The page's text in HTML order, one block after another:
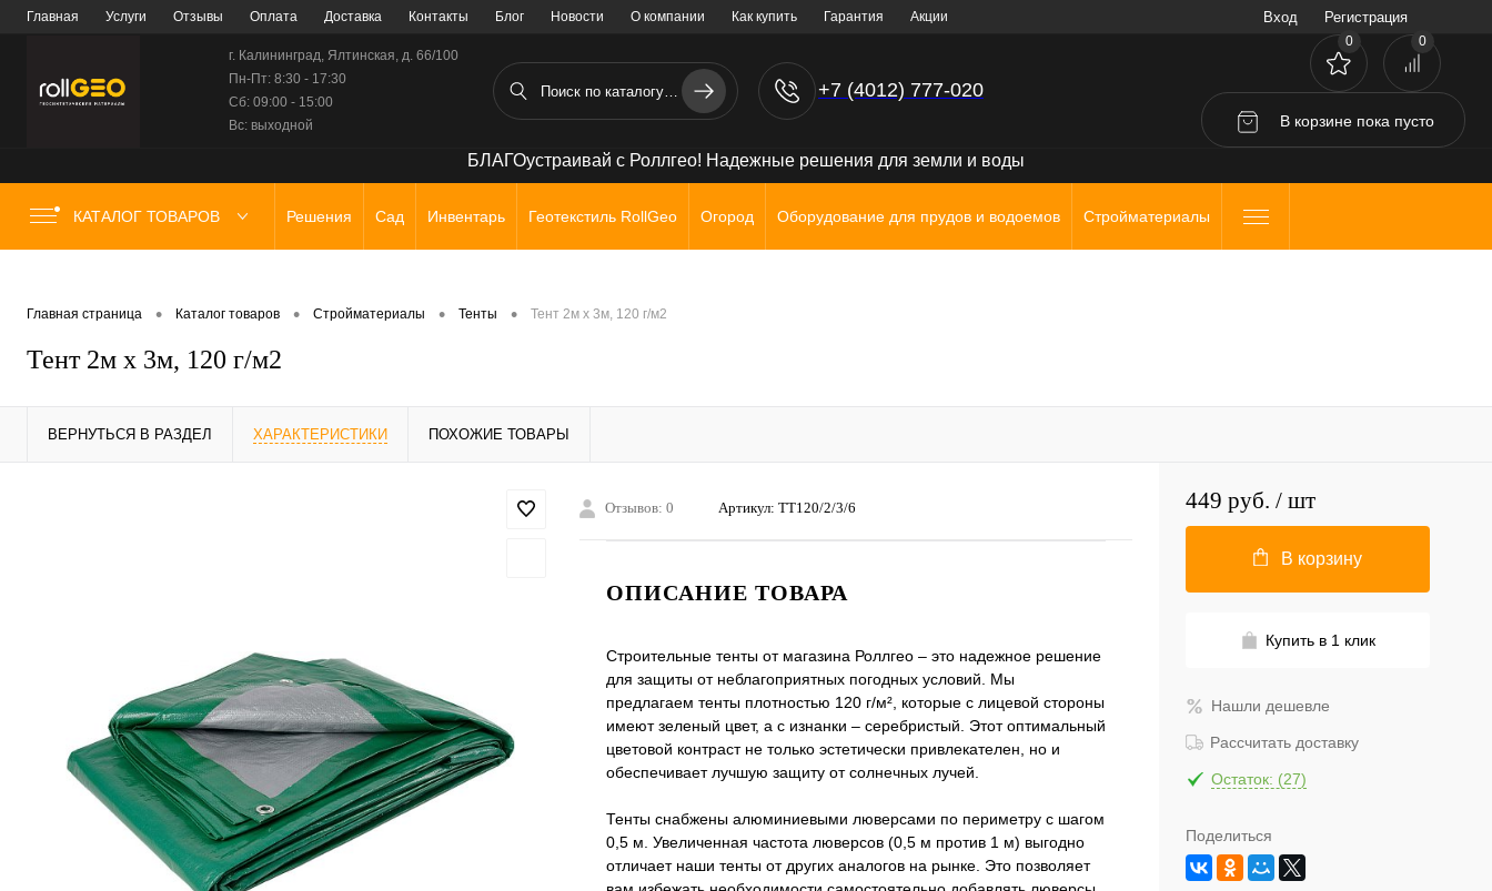
Главная Услуги Отзывы Оплата Доставка Контакты Блог Новости О компании Как купить Гарантия Акции Вход Регистрация
г. Калининград, Ялтинская, д. 66/100
Пн-Пт: 8:30 - 17:30
Сб: 09:00 - 15:00
Вс: выходной
+7 (4012) 777-020
0 0
В корзине пока пусто
БЛАГОустраивай с Роллгео! Надежные решения для земли и воды
КАТАЛОГ ТОВАРОВ Решения Сад Инвентарь Геотекстиль RollGeo Огород Оборудование для прудов и водоемов Стройматериалы
Главная страница • Каталог товаров • Стройматериалы • Тенты • Тент 2м х 3м, 120 г/м2
Тент 2м х 3м, 120 г/м2
ВЕРНУТЬСЯ В РАЗДЕЛ ХАРАКТЕРИСТИКИ ПОХОЖИЕ ТОВАРЫ
Отзывов: 0 Артикул: ТТ120/2/3/6
ОПИСАНИЕ ТОВАРА
Строительные тенты от магазина Роллгео – это надежное решение
для защиты от неблагоприятных погодных условий. Мы
предлагаем тенты плотностью 120 г/м², которые с лицевой стороны
имеют зеленый цвет, а с изнанки – серебристый. Этот оптимальный
цветовой контраст не только эстетически привлекателен, но и
обеспечивает лучшую защиту от солнечных лучей.
Тенты снабжены алюминиевыми люверсами по периметру с шагом
0,5 м. Увеличенная частота люверсов (0,5 м против 1 м) выгодно
отличает наши тенты от других аналогов на рынке. Это позволяет
449 руб. / шт
В корзину
Купить в 1 клик
Нашли дешевле
Рассчитать доставку
Остаток: (27)
Поделиться